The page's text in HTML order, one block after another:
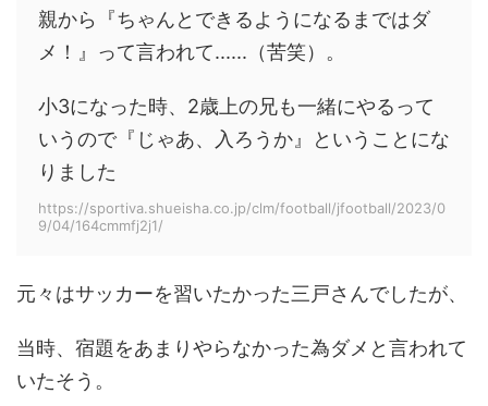
親から『ちゃんとできるようになるまではダ
メ！』って言われて......（苦笑）。
小3になった時、2歳上の兄も一緒にやるって
いうので『じゃあ、入ろうか』ということにな
りました
https://sportiva.shueisha.co.jp/clm/football/jfootball/2023/0
9/04/164cmmfj2j1/
元々はサッカーを習いたかった三戸さんでしたが、
当時、宿題をあまりやらなかった為ダメと言われて
いたそう。